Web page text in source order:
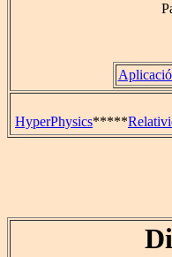
HyperPhysics*****